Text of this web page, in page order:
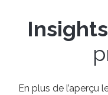
Insights
En plus de l’aperçu